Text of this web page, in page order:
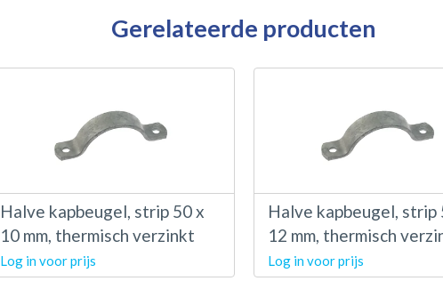
Gerelateerde producten
Halve kapbeugel, strip 50 x
10 mm, thermisch verzinkt
Log in voor prijs
Halve kapbeugel, strip
12 mm, thermisch
Log in voor prijs